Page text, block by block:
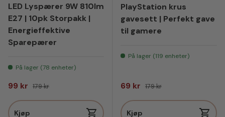
LED Lyspærer 9W 810lm
E27 | 10pk Storpakk |
Energieffektive
Sparepærer
På lager (78 enheter)
Salgspris
99 kr Vanlig pris
179 kr
Kjøp
PlayStation krus
gavesett | Perfekt gave
til gamere
På lager (119 enheter)
Salgspris
69 kr Vanlig pris
179 kr
Kjøp